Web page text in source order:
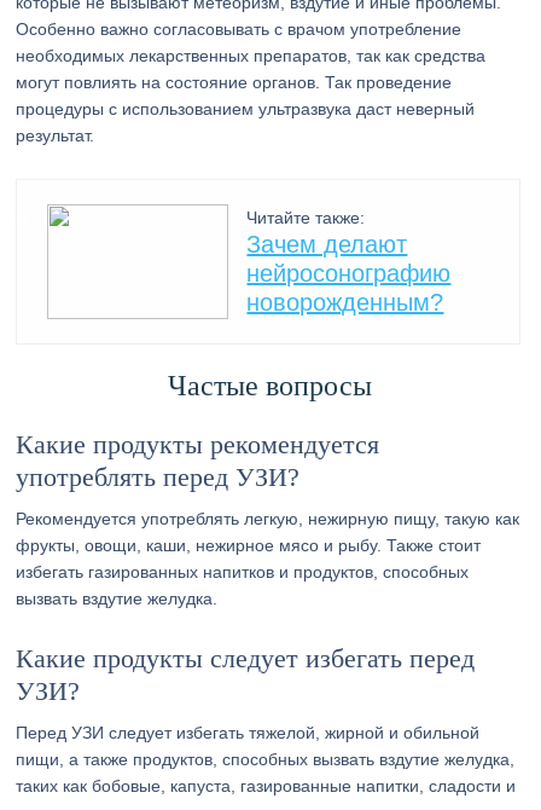
Особенно важно согласовывать с врачом употребление
необходимых лекарственных препаратов, так как средства
могут повлиять на состояние органов. Так проведение
процедуры с использованием ультразвука даст неверный
результат.
Читайте также:
Зачем делают
нейросонографию
новорожденным?
Частые вопросы
Какие продукты рекомендуется
употреблять перед УЗИ?
Рекомендуется употреблять легкую, нежирную пищу, такую как
фрукты, овощи, каши, нежирное мясо и рыбу. Также стоит
избегать газированных напитков и продуктов, способных
вызвать вздутие желудка.
Какие продукты следует избегать перед
УЗИ?
Перед УЗИ следует избегать тяжелой, жирной и обильной
пищи, а также продуктов, способных вызвать вздутие желудка,
таких как бобовые, капуста, газированные напитки, сладости и